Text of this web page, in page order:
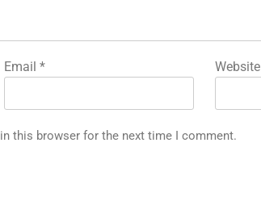
Email* Website
this browser for the next time I comment.